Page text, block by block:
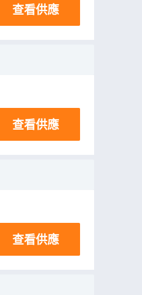
查看供應
查看供應
查看供應